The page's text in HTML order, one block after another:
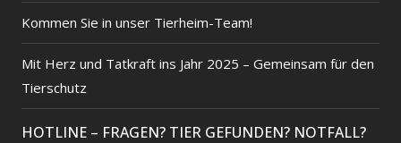
Kommen Sie in unser Tierheim-Team!
Mit Herz und Tatkraft ins Jahr 2025 – Gemeinsam für den
Tierschutz
HOTLINE – FRAGEN? TIER GEFUNDEN? NOTFALL?